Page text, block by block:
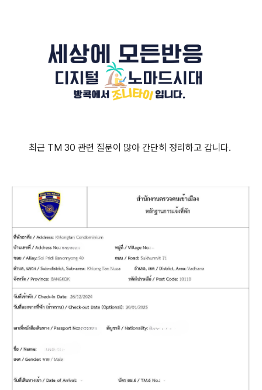
최근 TM 30 관련 질문이 많아 간단히 정리하고 갑니다.